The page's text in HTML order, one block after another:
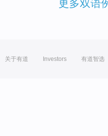
更多双语
关于有道 Investors 有道智选